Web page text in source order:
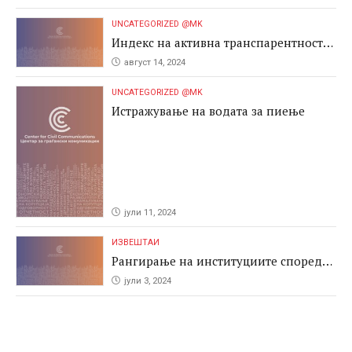
UNCATEGORIZED @MK
Индекс на активна транспарентност
2024август 14, 2024
UNCATEGORIZED @MK
Истражување на водата за пиење
јули 11, 2024
ИЗВЕШТАИ
Рангирање на институциите според
антикорупциските перформаси во
јавните набавки
јули 3, 2024